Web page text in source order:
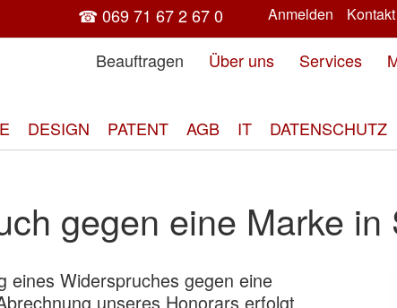
Anmelden Kontakt
☎ 069 71 67 2 67 0
Beauftragen
Über uns Services
DESIGN PATENT AGB IT DATENSCHUTZ
gegen eine Marke in
eines Widerspruches gegen eine
unseres Honorars erfolgt